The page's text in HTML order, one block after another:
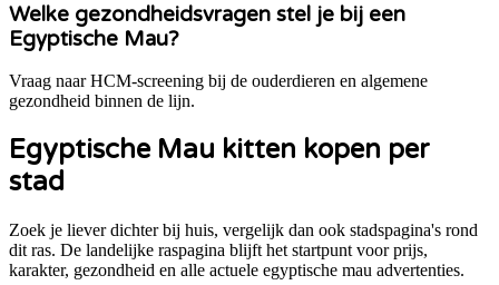
Welke gezondheidsvragen stel je bij een
Egyptische Mau?
Vraag naar HCM-screening bij de ouderdieren en algemene
gezondheid binnen de lijn.
Egyptische Mau kitten kopen per
stad
Zoek je liever dichter bij huis, vergelijk dan ook stadspagina's rond
dit ras. De landelijke raspagina blijft het startpunt voor prijs,
karakter, gezondheid en alle actuele egyptische mau advertenties.